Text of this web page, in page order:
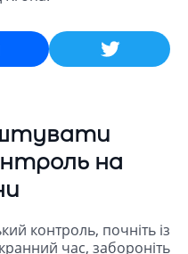
на
контроль, почніть із
час, забороніть